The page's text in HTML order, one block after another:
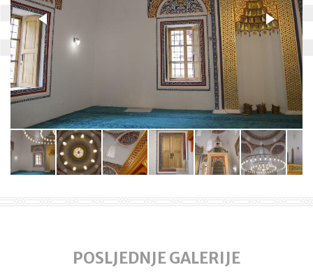
POSLJEDNJE GALERIJE